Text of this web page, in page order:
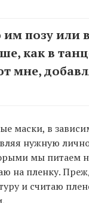
им позу или
как в
мне,
маски, в
нужную
мы питаем
на пленку.
и считаю